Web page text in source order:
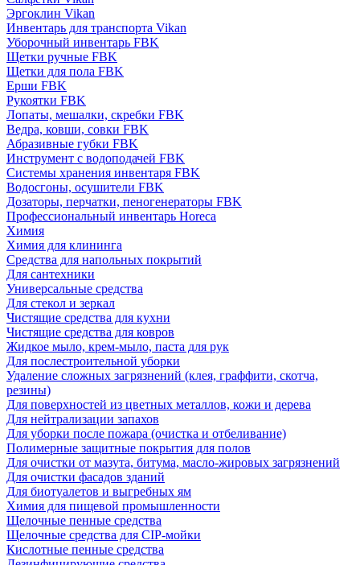
Эргоклин Vikan
Инвентарь для транспорта Vikan
Уборочный инвентарь FBK
Щетки ручные FBK
Щетки для пола FBK
Ерши FBK
Рукоятки FBK
Лопаты, мешалки, скребки FBK
Ведра, ковши, совки FBK
Абразивные губки FBK
Инструмент с водоподачей FBK
Системы хранения инвентаря FBK
Водосгоны, осушители FBK
Дозаторы, перчатки, пеногенераторы FBK
Профессиональный инвентарь Horeca
Химия
Химия для клининга
Средства для напольных покрытий
Для сантехники
Универсальные средства
Для стекол и зеркал
Чистящие средства для кухни
Чистящие средства для ковров
Жидкое мыло, крем-мыло, паста для рук
Для послестроительной уборки
Удаление сложных загрязнений (клея, граффити, скотча,
резины)
Для поверхностей из цветных металлов, кожи и дерева
Для нейтрализации запахов
Для уборки после пожара (очистка и отбеливание)
Полимерные защитные покрытия для полов
Для очистки от мазута, битума, масло-жировых загрязнений
Для очистки фасадов зданий
Для биотуалетов и выгребных ям
Химия для пищевой промышленности
Щелочные пенные средства
Щелочные средства для CIP-мойки
Кислотные пенные средства